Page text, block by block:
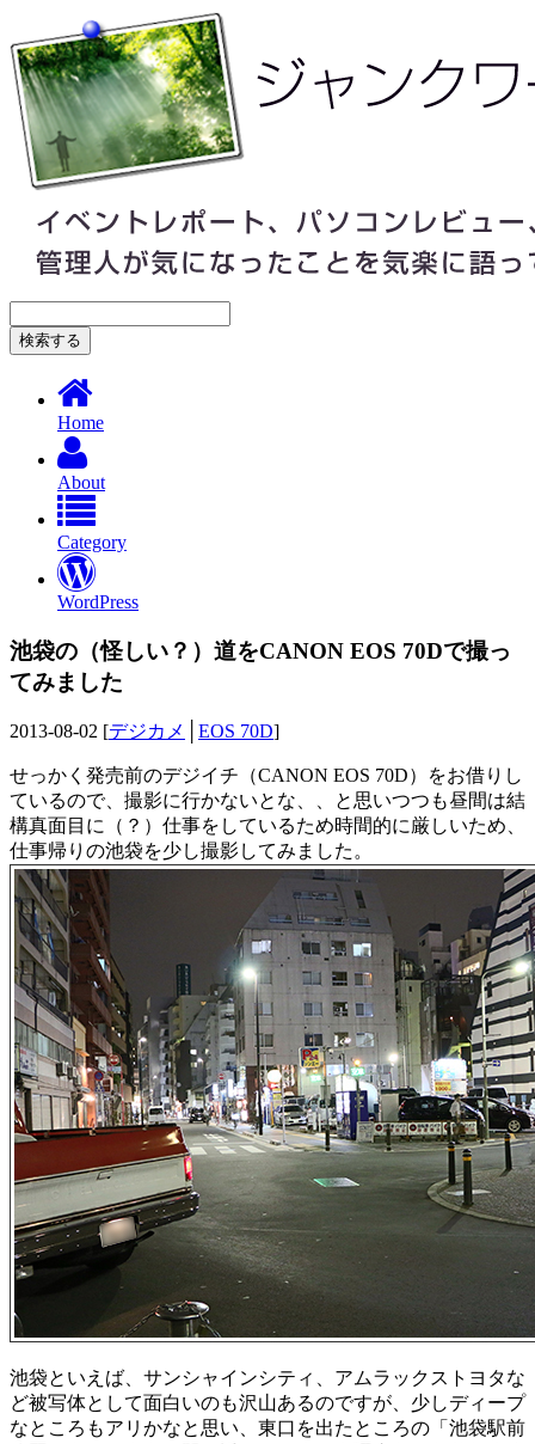
Home
About
Category
WordPress
池袋の（怪しい？）道をCANON EOS 70Dで撮っ
てみました
2013-08-02 [デジカメ EOS 70D]
せっかく発売前のデジイチ（CANON EOS 70D）をお借りし
ているので、撮影に行かないとな、、と思いつつも昼間は結
構真面目に（？）仕事をしているため時間的に厳しいため、
仕事帰りの池袋を少し撮影してみました。
池袋といえば、サンシャインシティ、アムラックストヨタな
ど被写体として面白いのも沢山あるのですが、少しディープ
なところもアリかなと思い、東口を出たところの「池袋駅前